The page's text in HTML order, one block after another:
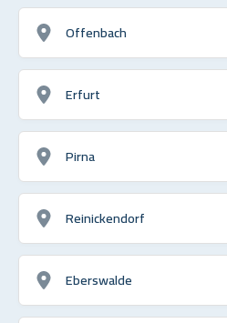
Offenbach
Erfurt
Pirna
Reinickendorf
Eberswalde